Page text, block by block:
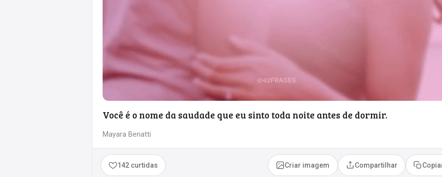
Você é o nome da saudade que eu sinto toda noite antes de dormir.
Mayara Benatti
142 curtidas Criar imagem Compartilhar